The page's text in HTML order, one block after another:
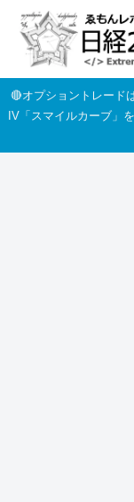
🔴オプショントレード
IV「スマイルカーブ」